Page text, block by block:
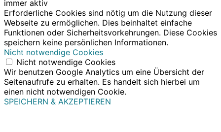
immer aktiv
Erforderliche Cookies sind nötig um die Nutzung dieser
Webseite zu ermöglichen. Dies beinhaltet einfache
Funktionen oder Sicherheitsvorkehrungen. Diese Cookies
speichern keine persönlichen Informationen.
Nicht notwendige Cookies
Nicht notwendige Cookies
Wir benutzen Google Analytics um eine Übersicht der
Seitenaufrufe zu erhalten. Es handelt sich hierbei um
einen nicht notwendigen Cookie.
SPEICHERN & AKZEPTIEREN